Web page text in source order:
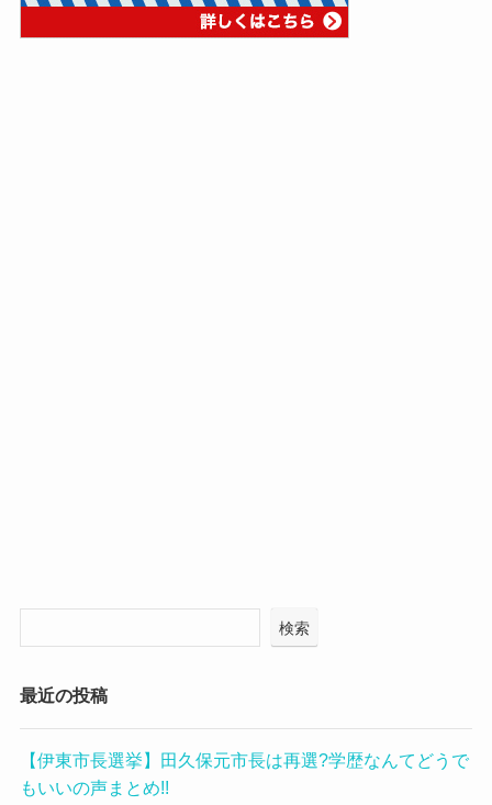
検索
最近の投稿
【伊東市長選挙】田久保元市長は再選?学歴なんてどうで
もいいの声まとめ!!